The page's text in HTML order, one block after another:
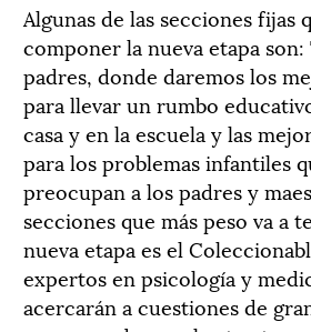
Algunas de las secciones fijas
componer la nueva etapa
padres, donde daremos los
para llevar un rumbo
casa y en la escuela y las
para los problemas infantiles
preocupan a los padres y
secciones que más peso va a
nueva etapa es el
expertos en psicología y
acercarán a cuestiones de